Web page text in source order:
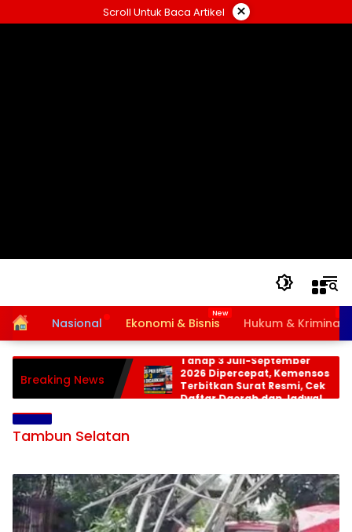
ke
Scroll Untuk Baca Artikel ×
HomeNasional Ekonomi & Bisnis Hukum & Kriminal
Breaking News
Bansos PKH dan BPNT
Tahap 3 Juli-September
2026 Dipercepat, Kemensos
Terbitkan Surat Resmi, Cek
Daftar Daerah dan Jadwal
Tambun Selatan